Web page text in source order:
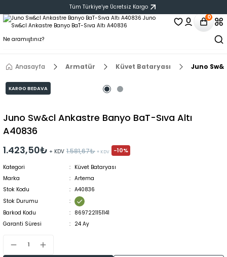
Tüm Türkiye‘ye Ücretsiz Kargo
0
Anasayfa Armatür Küvet Bataryası Juno
KARGO BEDAVA
Juno Sw&cl Ankastre Banyo BaT-Sıva Altı
A40836
1.423,50₺ + KDV 1.581,67₺ + KDV -10%
Kategori
Küvet Bataryası
Marka
Artema
Stok Kodu
A40836
Stok Durumu
Barkod Kodu
8697221151141
Garanti Süresi
24 Ay